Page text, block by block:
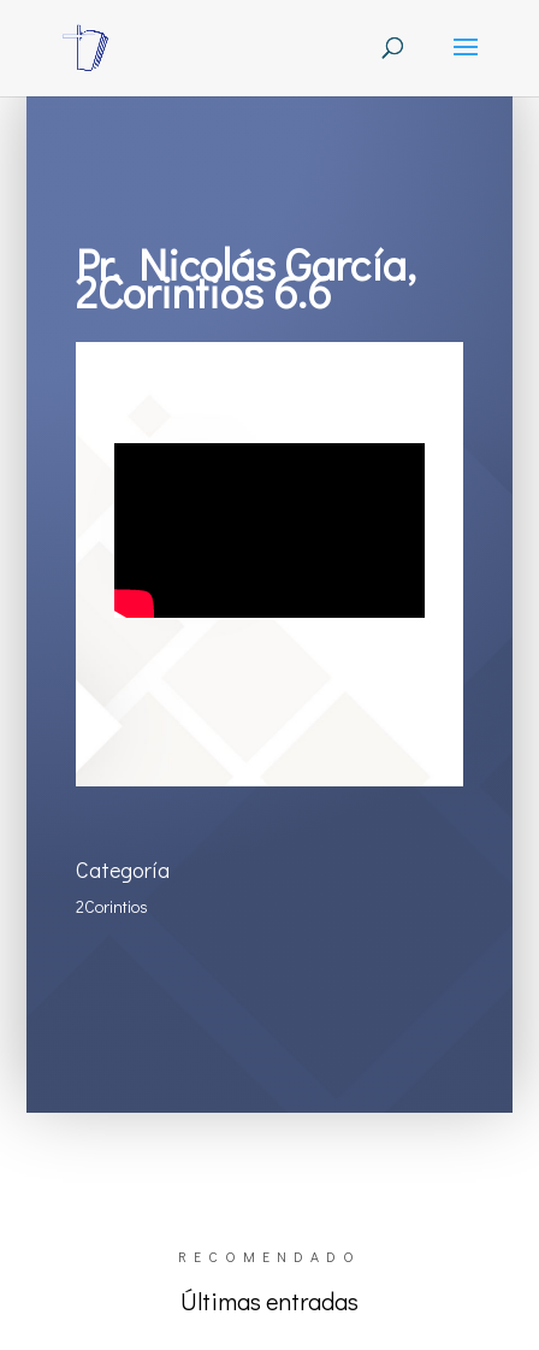
Pr. Nicolás García,
2Corintios 6.6
Categoría
2Corintios
RECOMENDADO
Últimas entradas